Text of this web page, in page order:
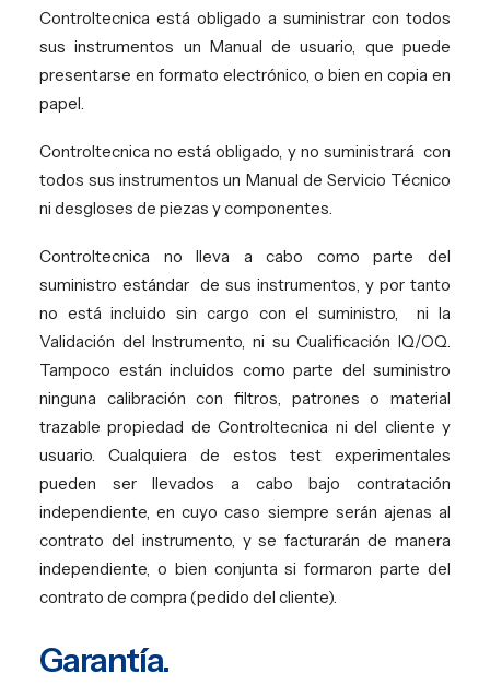
Controltecnica está obligado a suministrar con todos
sus instrumentos un Manual de usuario, que puede
presentarse en formato electrónico, o bien en copia en
papel.
Controltecnica no está obligado, y no suministrará con
todos sus instrumentos un Manual de Servicio Técnico
ni desgloses de piezas y componentes.
Controltecnica no lleva a cabo como parte del
suministro estándar de sus instrumentos, y por tanto
no está incluido sin cargo con el suministro,
ni la
Validación del Instrumento, ni su Cualificación IQ/OQ.
Tampoco están incluidos como parte del suministro
ninguna calibración con filtros, patrones o material
trazable propiedad de Controltecnica ni del cliente y
usuario. Cualquiera de estos test experimentales
pueden ser llevados a cabo bajo contratación
independiente, en cuyo caso siempre serán ajenas al
contrato del instrumento, y se facturarán de manera
independiente, o bien conjunta si formaron parte del
contrato de compra (pedido del cliente).
Garantía.